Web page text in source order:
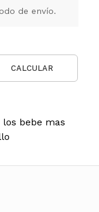
de envío.
CALCULAR
bebe mas